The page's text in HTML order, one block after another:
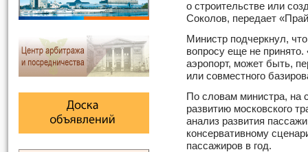
о строительстве или
Соколов, передает
Министр подчеркнул,
вопросу еще не
аэропорт, может быть,
или совместного
По словам министра, на
развитию московского
анализ развития
консервативному
пассажиров в год.